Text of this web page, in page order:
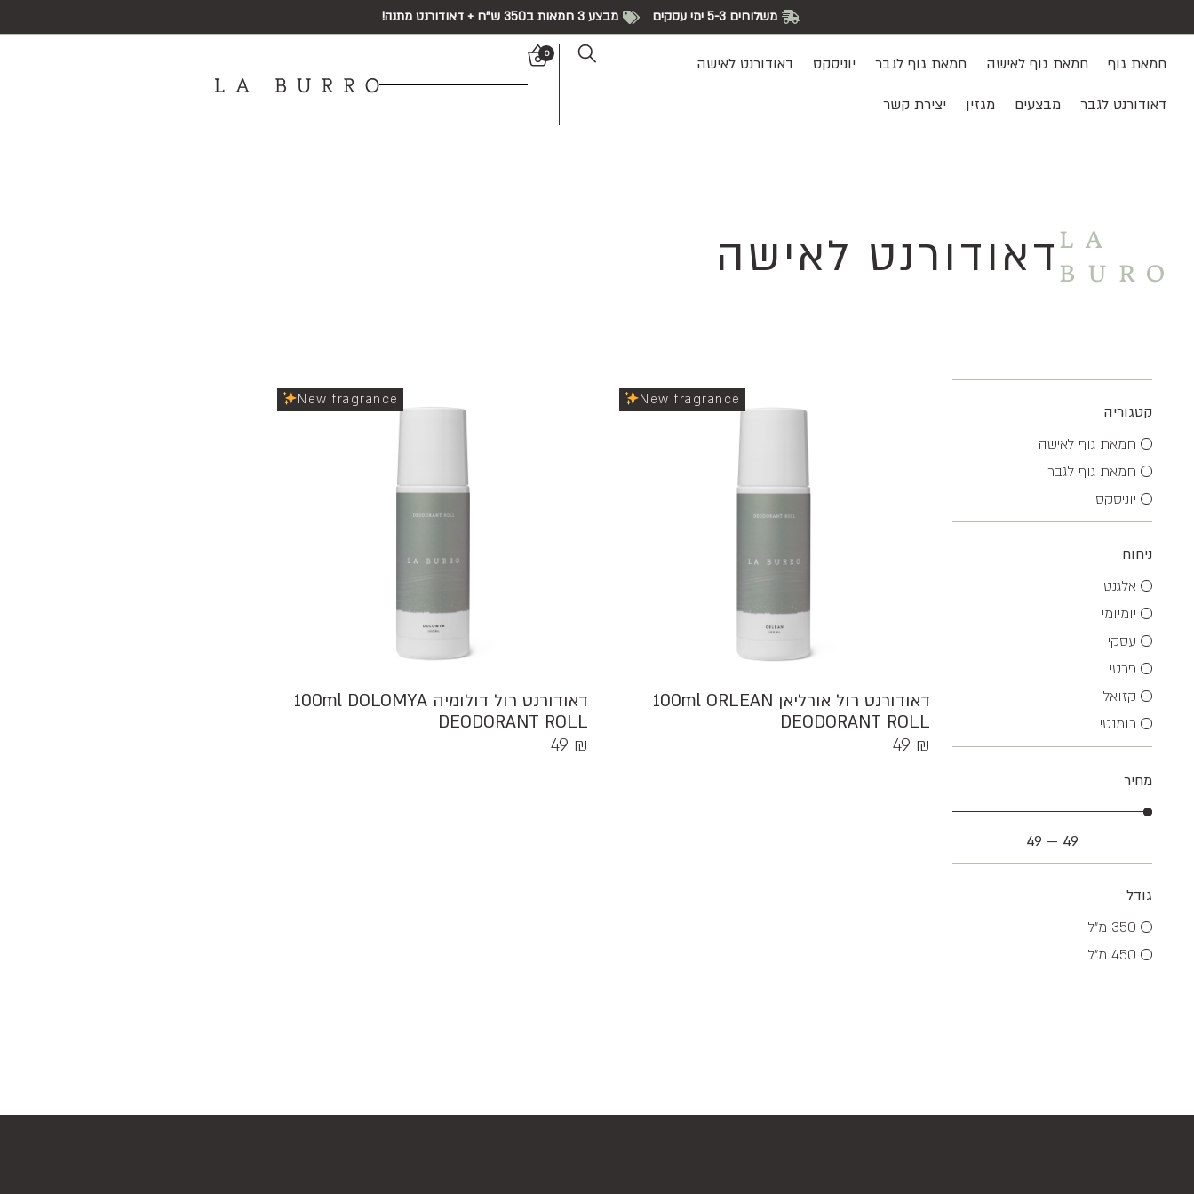
משלוחים 5-3 ימי עסקים מבצע 3 חמאות ב350 ש"ח + דאודורנט מתנה!
חמאת גוף חמאת גוף לאישה חמאת גוף לגבר יוניסקס דאודורנט לאישה
דאודורנט לגבר מבצעים מגזין יצירת קשר
0
LA
BURO דאודורנט לאישה
קטגוריה
חמאת גוף לאישה
חמאת גוף לגבר
יוניסקס
ניחוח
אלגנטי
יומיומי
עסקי
פרטי
קזואל
רומנטי
מחיר
49
—
49
גודל
350 מ”ל
450 מ"ל
דאודורנט רול אורליאן 100ml ORLEAN
DEODORANT ROLL
49 ₪
New fragrance
דאודורנט רול דולומיה 100ml DOLOMYA
DEODORANT ROLL
49 ₪
New fragrance